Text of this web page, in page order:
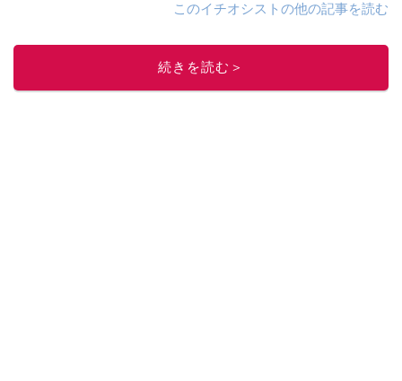
このイチオシストの他の記事を読む
続きを読む＞